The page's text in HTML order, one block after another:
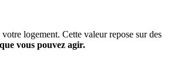
logement. Cette valeur repose sur des
vous pouvez agir.